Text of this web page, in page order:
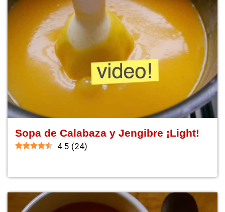
Sopa de Calabaza y Jengibre ¡Light!
4.5 (24)